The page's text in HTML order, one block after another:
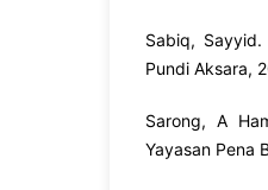
Sabiq,
Pundi Aksara,
Sarong, A
Yayasan Pena